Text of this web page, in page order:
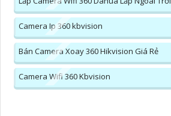
Camera Ip 360 kbvision
Bán Camera Xoay 360 Hikvision Giá Rẻ
Camera Wifi 360 Kbvision